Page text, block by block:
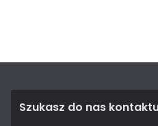
Szukasz do nas